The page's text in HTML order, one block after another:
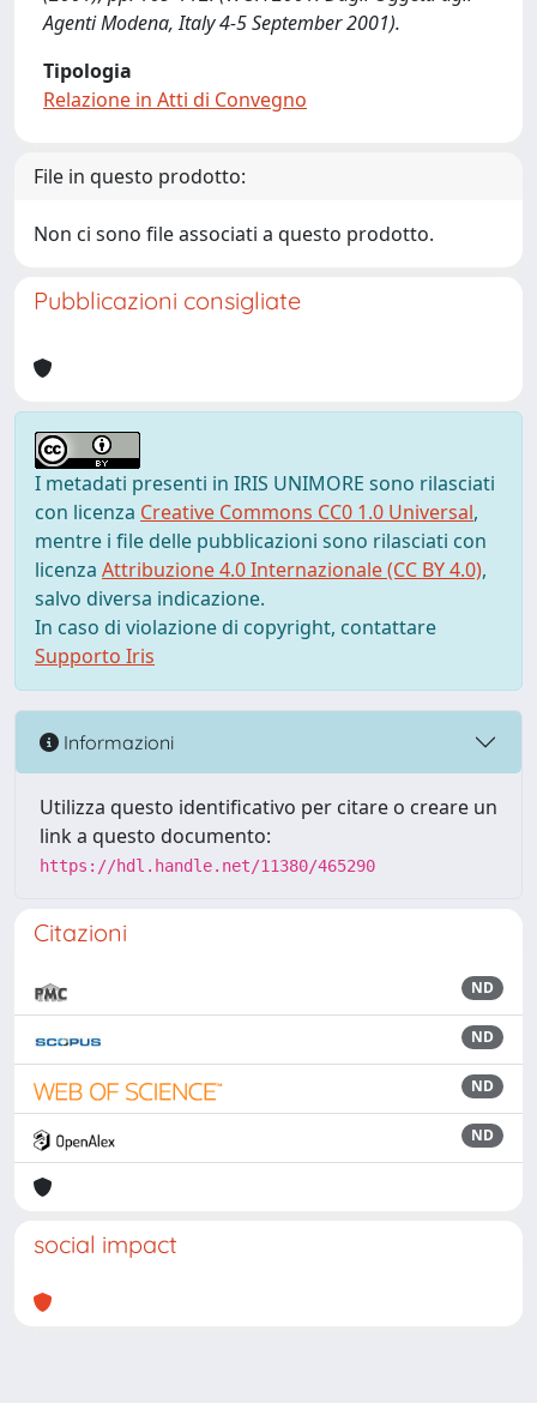
Agenti Modena, Italy 4-5 September 2001).
Tipologia
Relazione in Atti di Convegno
File in questo prodotto:
Non ci sono file associati a questo prodotto.
Pubblicazioni consigliate
I metadati presenti in IRIS UNIMORE sono rilasciati
con licenza Creative Commons CC0 1.0 Universal,
mentre i file delle pubblicazioni sono rilasciati con
licenza Attribuzione 4.0 Internazionale (CC BY 4.0),
salvo diversa indicazione.
In caso di violazione di copyright, contattare
Supporto Iris
Informazioni
Utilizza questo identificativo per citare o creare un
link a questo documento:
https://hdl.handle.net/11380/465290
Citazioni
ND
ND
ND
ND
social impact